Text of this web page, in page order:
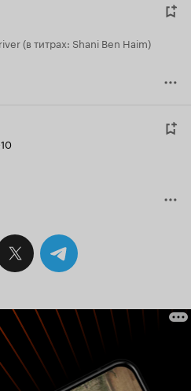
(в титрах: Shani Ben Haim)